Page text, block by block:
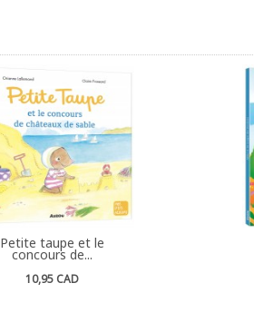
Petite taupe et le
concours de...
10,95 CAD